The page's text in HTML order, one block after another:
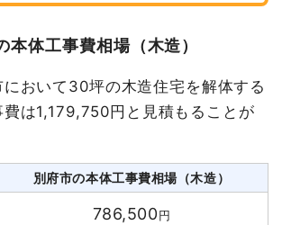
本体工事費相場（木造）
おいて30坪の木造住宅を解体する
は1,179,750円と見積もることが
別府市の本体工事費相場（木造）
786,500円